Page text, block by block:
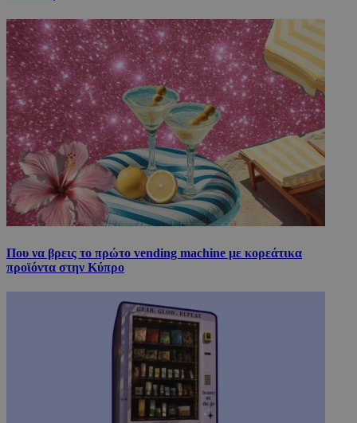
Που να βρεις το πρώτο vending machine με κορεάτικα
προϊόντα στην Κύπρο